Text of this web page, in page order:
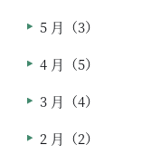
5 月（3）
4 月（5）
3 月（4）
2 月（2）